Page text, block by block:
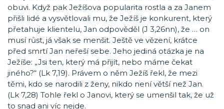
obuvi. Když pak Ježíšova popularita rostla a za Janem
přišli lidé a vysvětlovali mu, že Ježíš je konkurent, který
přetahuje klientelu, Jan odpověděl (J 3,26nn), že … on
musí růst, já však se menšit. Ještě ve vězení, krátce
před smrtí Jan neřeší sebe. Jeho jediná otázka je na
Ježíše: „Jsi ten, který má přijít, nebo máme čekat
jiného?“ (Lk 7,19). Právem o něm Ježíš řekl, že mezi
těmi, kdo se narodili z ženy, nikdo není větší než Jan.
(Lk 7,28) Tohle řekl o Janovi, který se umenšil tak, že už
to snad ani víc nejde.